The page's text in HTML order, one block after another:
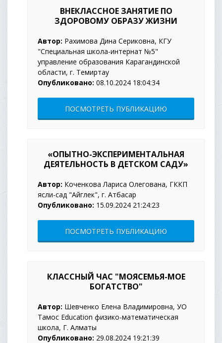
ВНЕКЛАССНОЕ ЗАНЯТИЕ ПО
ЗДОРОВОМУ ОБРАЗУ ЖИЗНИ
Автор: Рахимова Дина Сериковна, КГУ
"Специальная школа-интернат №5"
управление образования Карагандинской
области, г. Темиртау
Опубликовано: 08.10.2024 18:04:34
ПОСМОТРЕТЬ ПУБЛИКАЦИЮ
«ОПЫТНО-ЭКСПЕРИМЕНТАЛЬНАЯ
ДЕЯТЕЛЬНОСТЬ В ДЕТСКОМ САДУ»
Автор: Коченкова Лариса Олегована, ГККП
ясли-сад "Айгөлек", г. Атбасар
Опубликовано: 15.09.2024 21:24:23
ПОСМОТРЕТЬ ПУБЛИКАЦИЮ
КЛАССНЫЙ ЧАС "МОЯСЕМЬЯ-МОЕ
БОГАТСТВО"
Автор: Шевченко Елена Владимировна, УО
Тамос Education физико-математическая
школа, Г. Алматы
Опубликовано: 29.08.2024 19:21:39